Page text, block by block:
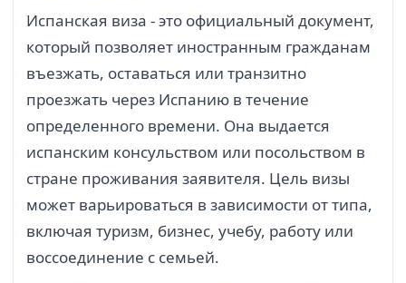
Испанская виза - это официальный документ,
который позволяет иностранным гражданам
въезжать, оставаться или транзитно
проезжать через Испанию в течение
определенного времени. Она выдается
испанским консульством или посольством в
стране проживания заявителя. Цель визы
может варьироваться в зависимости от типа,
включая туризм, бизнес, учебу, работу или
воссоединение с семьей.